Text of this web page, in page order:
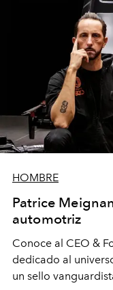
HOMBRE
Patrice
automotriz
Conoce al CEO &
dedicado al
un sello